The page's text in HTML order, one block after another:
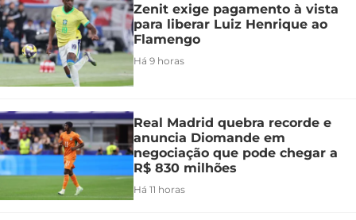
Zenit exige pagamento à vista
para liberar Luiz Henrique ao
Flamengo
Há 9 horas
Real Madrid quebra recorde e
anuncia Diomande em
negociação que pode chegar a
R$ 830 milhões
Há 11 horas